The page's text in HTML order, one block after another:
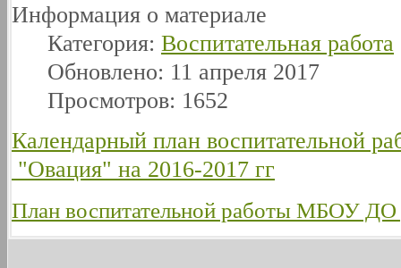
Информация о материале
Категория: Воспитательная работа
Обновлено: 11 апреля 2017
Просмотров: 1652
Календарный план
"Овация" на 2016-2017 гг
План воспитательной работы МБОУ